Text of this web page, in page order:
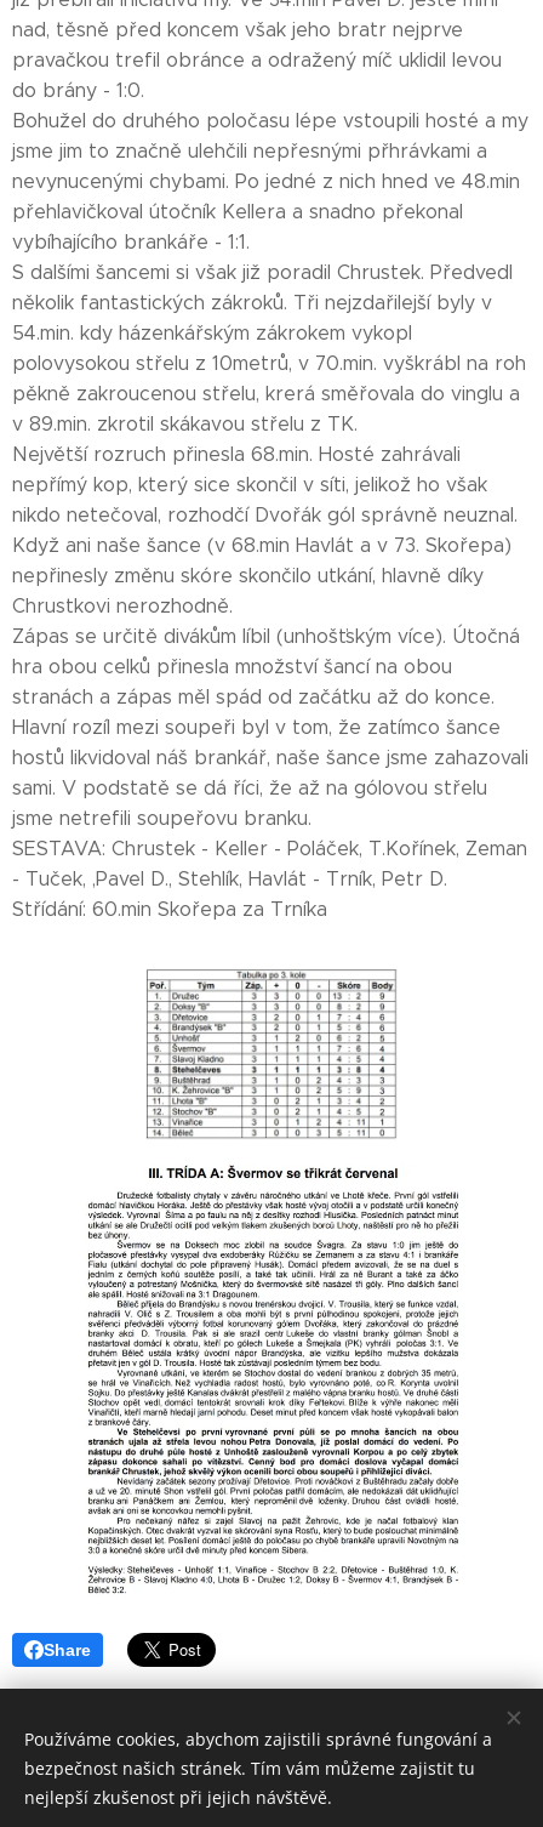
nad, těsně před koncem však jeho bratr nejprve
pravačkou trefil obránce a odražený míč uklidil levou
do brány - 1:0.
Bohužel do druhého poločasu lépe vstoupili hosté a my
jsme jim to značně ulehčili nepřesnými přhrávkami a
nevynucenými chybami. Po jedné z nich hned ve 48.min
přehlavičkoval útočník Kellera a snadno překonal
vybíhajícího brankáře - 1:1.
S dalšími šancemi si však již poradil Chrustek. Předvedl
několik fantastických zákroků. Tři nejzdařilejší byly v
54.min. kdy házenkářským zákrokem vykopl
polovysokou střelu z 10metrů, v 70.min. vyškrábl na roh
pěkně zakroucenou střelu, krerá směřovala do vinglu a
v 89.min. zkrotil skákavou střelu z TK.
Největší rozruch přinesla 68.min. Hosté zahrávali
nepřímý kop, který sice skončil v síti, jelikož ho však
nikdo netečoval, rozhodčí Dvořák gól správně neuznal.
Když ani naše šance (v 68.min Havlát a v 73. Skořepa)
nepřinesly změnu skóre skončilo utkání, hlavně díky
Chrustkovi nerozhodně.
Zápas se určitě divákům líbil (unhošťským více). Útočná
hra obou celků přinesla množství šancí na obou
stranách a zápas měl spád od začátku až do konce.
Hlavní rozíl mezi soupeři byl v tom, že zatímco šance
hostů likvidoval náš brankář, naše šance jsme zahazovali
sami. V podstatě se dá říci, že až na gólovou střelu
jsme netrefili soupeřovu branku.
SESTAVA: Chrustek - Keller - Poláček, T.Kořínek, Zeman
- Tuček, ,Pavel D., Stehlík, Havlát - Trník, Petr D.
Střídání: 60.min Skořepa za Trníka
Share
© 2018 Sportovníklub SK Stehelčeves
Používáme cookies, abychom zajistili správné fungování a
bezpečnost našich stránek. Tím vám můžeme zajistit tu
nejlepší zkušenost při jejich návštěvě.